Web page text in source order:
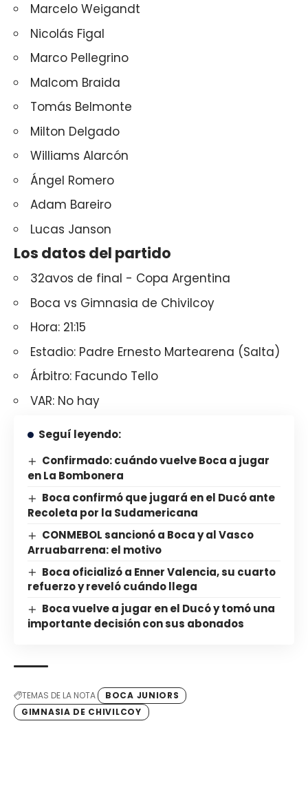
Marcelo Weigandt
Nicolás Figal
Marco Pellegrino
Malcom Braida
Tomás Belmonte
Milton Delgado
Williams Alarcón
Ángel Romero
Adam Bareiro
Lucas Janson
Los datos del partido
32avos de final - Copa Argentina
Boca vs Gimnasia de Chivilcoy
Hora: 21:15
Estadio: Padre Ernesto Martearena (Salta)
Árbitro: Facundo Tello
VAR: No hay
Seguí leyendo:
Confirmado: cuándo vuelve Boca a jugar
en La Bombonera
Boca confirmó que jugará en el Ducó ante
Recoleta por la Sudamericana
CONMEBOL sancionó a Boca y al Vasco
Arruabarrena: el motivo
Boca oficializó a Enner Valencia, su cuarto
refuerzo y reveló cuándo llega
Boca vuelve a jugar en el Ducó y tomó una
importante decisión con sus abonados
TEMAS DE LA NOTA
BOCA JUNIORS
GIMNASIA DE CHIVILCOY